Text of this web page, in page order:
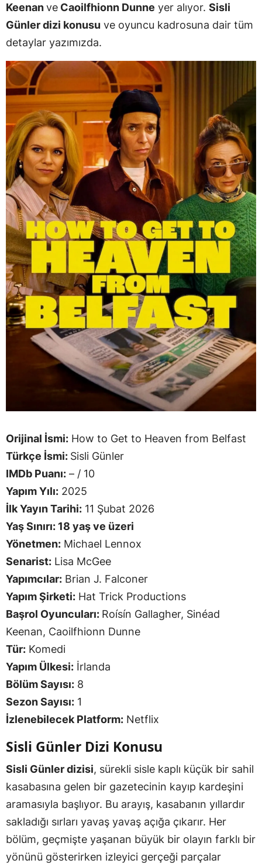
Keenanve Caoilfhionn Dunne yer alıyor. Sisli
Günler dizi konusu ve oyuncu kadrosuna dair tüm
detaylar yazımızda.
Orijinal İsmi: How to Get to Heaven from Belfast
Türkçe İsmi: Sisli Günler
IMDb Puanı: – / 10
Yapım Yılı: 2025
İlk Yayın Tarihi: 11 Şubat 2026
Yaş Sınırı: 18 yaş ve üzeri
Yönetmen: Michael Lennox
Senarist: Lisa McGee
Yapımcılar: Brian J. Falconer
Yapım Şirketi: Hat Trick Productions
Başrol Oyuncuları: Roísín Gallagher, Sinéad
Keenan, Caoilfhionn Dunne
Tür: Komedi
Yapım Ülkesi: İrlanda
Bölüm Sayısı: 8
Sezon Sayısı: 1
İzlenebilecek Platform: Netflix
Sisli Günler Dizi Konusu
Sisli Günler dizisi, sürekli sisle kaplı küçük bir sahil
kasabasına gelen bir gazetecinin kayıp kardeşini
aramasıyla başlıyor. Bu arayış, kasabanın yıllardır
sakladığı sırları yavaş yavaş açığa çıkarır. Her
bölüm, geçmişte yaşanan büyük bir olayın farklı bir
yönünü gösterirken izleyici gerçeği parçalar